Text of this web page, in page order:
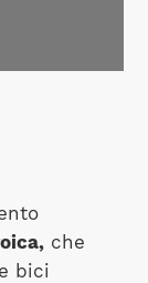
che
bici